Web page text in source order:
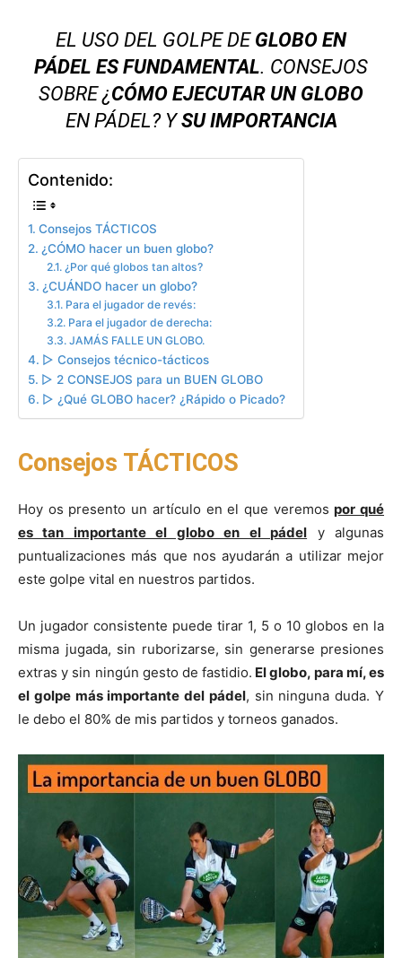
EL USO DEL GOLPE DE GLOBO EN
PÁDEL ES FUNDAMENTAL. CONSEJOS
SOBRE ¿CÓMO EJECUTAR UN GLOBO
EN PÁDEL? YSU IMPORTANCIA
Contenido:
Consejos TÁCTICOS
¿CÓMO hacer un buen globo?
¿Por qué globos tan altos?
¿CUÁNDO hacer un globo?
Para el jugador de revés:
Para el jugador de derecha:
JAMÁS FALLE UN GLOBO.
▷ Consejos técnico-tácticos
▷ 2 CONSEJOS para un BUEN GLOBO
▷ ¿Qué GLOBO hacer? ¿Rápido o Picado?
Consejos TÁCTICOS
Hoy os presento un artículo en el que veremospor qué
es tan importante el globo en el pádel y algunas
puntualizaciones más que nos ayudarán a utilizar mejor
este golpe vital en nuestros partidos.
Un jugador consistente puede tirar 1, 5 o 10 globos en la
misma jugada, sin ruborizarse, sin generarse presiones
extras y sin ningún gesto de fastidio. El globo, para mí, es
el golpe más importante del pádel, sin ninguna duda. Y
le debo el 80% de mis partidos y torneos ganados.